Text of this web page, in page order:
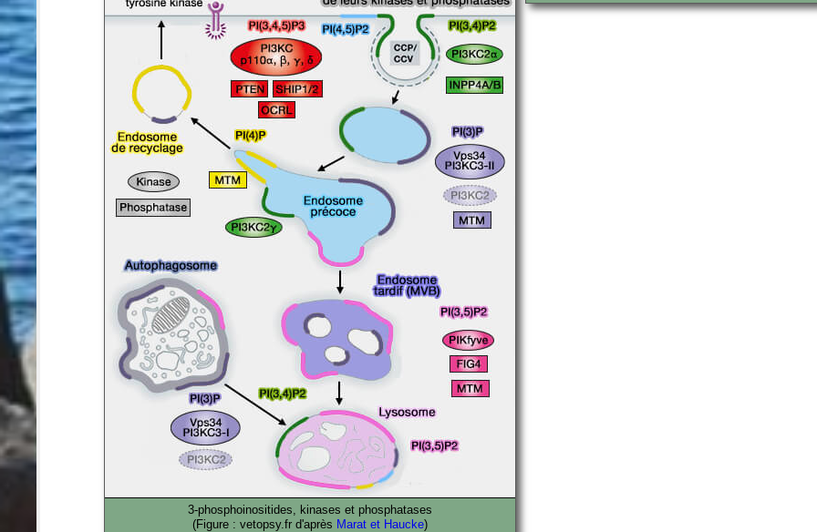
3-phosphoinositides, kinases et phosphatases
(Figure : vetopsy.fr d'après Marat et Haucke)